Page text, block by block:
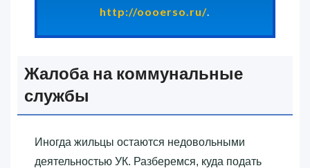
http://oooerso.ru/.
Жалоба на коммунальные
службы
Иногда жильцы остаются недовольными
деятельностью УК. Разберемся, куда подать